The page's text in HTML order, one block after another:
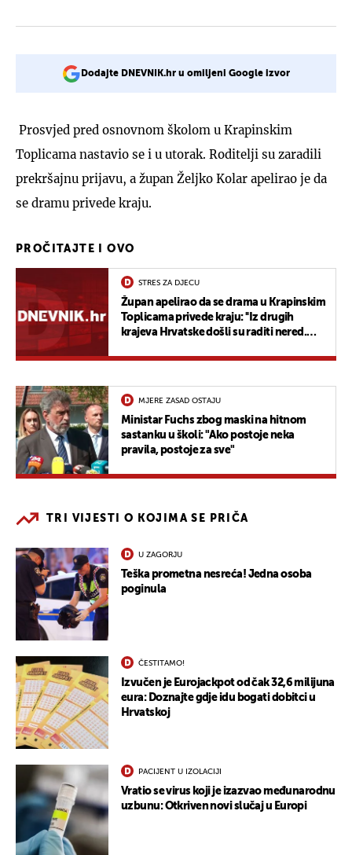
Dodajte DNEVNIK.hr u omiljeni Google izvor
Prosvjed pred osnovnom školom u Krapinskim
Toplicama nastavio se i u utorak. Roditelji su zaradili
prekršajnu prijavu, a župan Željko Kolar apelirao je da
se dramu privede kraju.
PROČITAJTE I OVO
STRES ZA DJECU
Župan apelirao da se drama u Krapinskim
Toplicama privede kraju: ''Iz drugih
krajeva Hrvatske došli su raditi nered.
MJERE ZASAD OSTAJU
Ministar Fuchs zbog maski na hitnom
sastanku u školi: "Ako postoje neka
pravila, postoje za sve"
TRI VIJESTI O KOJIMA SE PRIČA
U ZAGORJU
Teška prometna nesreća! Jedna osoba
poginula
ČESTITAMO!
Izvučen je Eurojackpot od čak 32,6 milijuna
eura: Doznajte gdje idu bogati dobitci u
Hrvatskoj
PACIJENT U IZOLACIJI
Vratio se virus koji je izazvao međunarodnu
uzbunu: Otkriven novi slučaj u Europi